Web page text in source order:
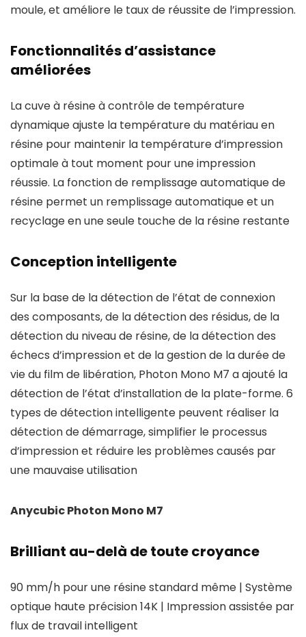
moule, et améliore le taux de réussite de l’impression.
Fonctionnalités d’assistance
améliorées
La cuve à résine à contrôle de température
dynamique ajuste la température du matériau en
résine pour maintenir la température d’impression
optimale à tout moment pour une impression
réussie. La fonction de remplissage automatique de
résine permet un remplissage automatique et un
recyclage en une seule touche de la résine restante
Conception intelligente
Sur la base de la détection de l’état de connexion
des composants, de la détection des résidus, de la
détection du niveau de résine, de la détection des
échecs d’impression et de la gestion de la durée de
vie du film de libération, Photon Mono M7 a ajouté la
détection de l’état d’installation de la plate-forme. 6
types de détection intelligente peuvent réaliser la
détection de démarrage, simplifier le processus
d’impression et réduire les problèmes causés par
une mauvaise utilisation
Anycubic Photon Mono M7
Brilliant au-delà de toute croyance
90 mm/h pour une résine standard même | Système
optique haute précision 14K | Impression assistée par
flux de travail intelligent